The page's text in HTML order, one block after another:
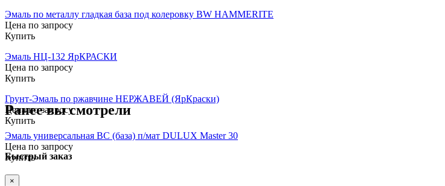
Эмаль по металлу гладкая база под колеровку BW HAMMERITE
Цена по запросу
Купить
Эмаль НЦ-132 ЯрКРАСКИ
Цена по запросу
Купить
Грунт-Эмаль по ржавчине НЕРЖАВЕЙ (ЯрКраски)
Цена по запросу
Купить
Ранее вы смотрели
Эмаль универсальная BC (база) п/мат DULUX Master 30
Цена по запросу
Купить
Быстрый заказ
×